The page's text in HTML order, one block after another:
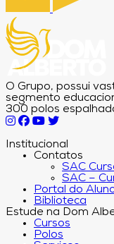
O Grupo, possui
segmento
300 polos
Institucional
Contatos
SAC
SAC –
Portal do
Biblioteca
Estude na Dom
Cursos
Polos